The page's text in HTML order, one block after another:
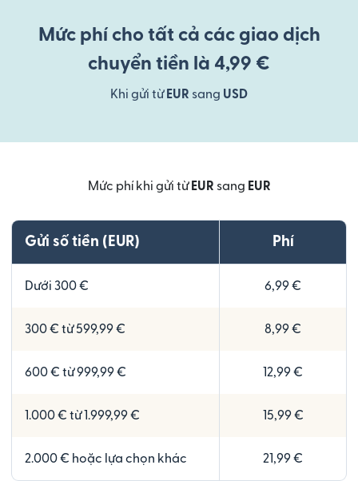
Mức phí cho tất cả các giao dịch
chuyển tiền là 4,99 €
Khi gửi từ EUR sang USD
Mức phí khi gửi từ EUR sang EUR
Gửi số tiền (EUR) Phí
Dưới 300 € 6,99 €
300 € từ 599,99 € 8,99 €
600 € từ 999,99 € 12,99 €
1.000 € từ 1.999,99 € 15,99 €
2.000 € hoặc lựa chọn khác 21,99 €